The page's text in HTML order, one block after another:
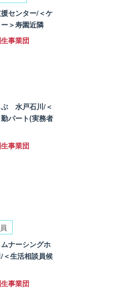
センター/＜ケ
＞寿園近隣
事業団
ぶ 水戸石川/＜
パート(実務者
事業団
ナーシングホ
＜生活相談員候
事業団